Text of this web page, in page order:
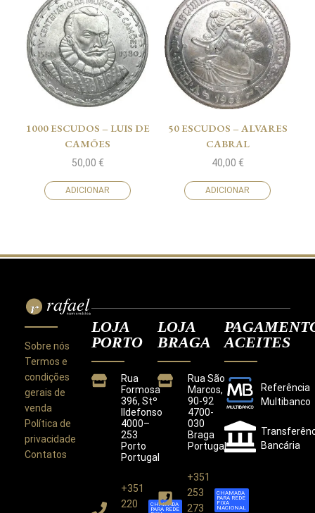
1000 ESCUDOS – LUIS DE
CAMÕES
50,00 €
ADICIONAR
50 ESCUDOS – ALVARES
CABRAL
40,00 €
ADICIONAR
Este site utiliza cookies para melhorar a sua
Sobre nós
Termos e
condições
gerais de
venda
Política de
privacidade
Contatos
LOJA
PORTO
Rua
Formosa
396, Stº
Ildefonso
4000–
253
Porto
Portugal
+351
220
CHAMADA
PARA REDE
LOJA
BRAGA
Rua São
Marcos,
90-92
4700-
030
Braga
Portugal
+351
253
273
CHAMADA
PARA REDE
FIXA
NACIONAL
ACEITES
Referência
Multibanco
Bancária